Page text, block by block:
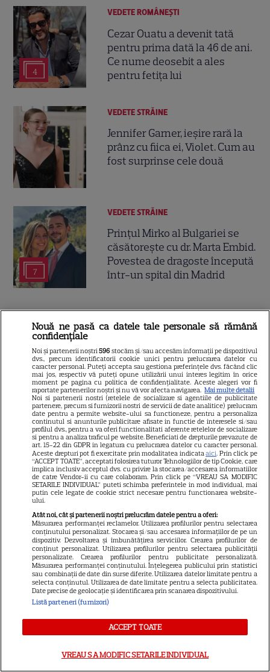
4
VEDETE ROMÂNEŞTI
Cezar Ouatu a devenit tată
pentru prima dată la 46 de ani.
Ce nume deosebit a ales
pentru fetița lui
VEDETE STRĂINE
Jennifer Garner, ieșire rară la
prânz cu fiica ei, Violet. Cum au
fost surprinse cele două
7
VEDETE STRĂINE
Prințul Mirko al Bulgariei se
căsătorește cu dr. Marta Embid.
Povestea de dragoste începută
într-un spital din Madrid
Despre Tvmania
Contact
Contacte televiziuni
Abonamente
Publicitate
Despre cookies
Politica de confidenţialitate
Sitemap
NUMĂRUL CURENT
ABONEAZA-TE LA REVISTĂ
Nouă ne pasă ca datele tale personale să rămână
confidențiale
Noi și partenerii noștri596 stocăm și/sau accesăm informații pe dispozitivul
dvs., precum identificatorii cookie unici pentru prelucrarea datelor cu
caracter personal. Puteți accepta sau gestiona preferințele dvs. făcând clic
mai jos, respectiv vă puteți opune utilizării unui interes legitim în orice
moment pe pagina cu politica de confidențialitate. Aceste alegeri vor fi
raportate partenerilor noștri și nu vă vor afecta navigarea. Mai multe detalii
Noi si partenerii nostri (retelele de socializare si agentiile de publicitate
partenere, precum si furnizorii nostri de servicii de date analitice) prelucram
date pentru a permite website-ului sa functioneze, pentru a personaliza
continutul si anunturile publicitare afisate in functie de interesele si/sau
profilul dvs., pentru a va oferi functionalitati aferente retelelor de socializare
si pentru a analiza traficul pe website. Beneficiati de drepturile prevazute de
art. 15-22 din GDPR in legatura cu prelucrarea datelor cu caracter personal.
Aceste drepturi pot fi exercitate prin modalitatea indicataaici. Prin click pe
“ACCEPT TOATE”, acceptati folosirea tuturor Tehnologiilor de tip Cookie, care
implica inclusiv acceptul dvs. cu privire la stocarea/accesarea informatiilor
de catre Vendor-ii cu care colaboram. Prin click pe “VREAU SA MODIFIC
SETARILE INDIVIDUAL” puteti schimba preferintele in mod individual, mai
putin cele legate de cookie strict necesare pentru functionarea website-
ului.
Atât noi, cât și partenerii noștri prelucrăm datele pentru a oferi:
Măsurarea performanței reclamelor. Utilizarea profilurilor pentru selectarea
conținutului personalizat. Stocarea și/sau accesarea informațiilor de pe un
dispozitiv. Dezvoltarea și îmbunătățirea serviciilor. Crearea profilurilor de
conținut personalizat. Utilizarea profilurilor pentru selectarea publicității
personalizate. Crearea profilurilor pentru publicitate personalizată.
Măsurarea performanței conținutului. Înțelegerea publicului prin statistici
sau combinații de date din surse diferite. Utilizarea datelor limitate pentru a
selecta conținutul. Utilizarea de date limitate pentru a selecta publicitatea.
Date precise de geolocație și identificarea prin scanarea dispozitivului.
Listă parteneri (furnizori)
ACCEPT TOATE
VREAU SA MODIFIC SETARILE INDIVIDUAL